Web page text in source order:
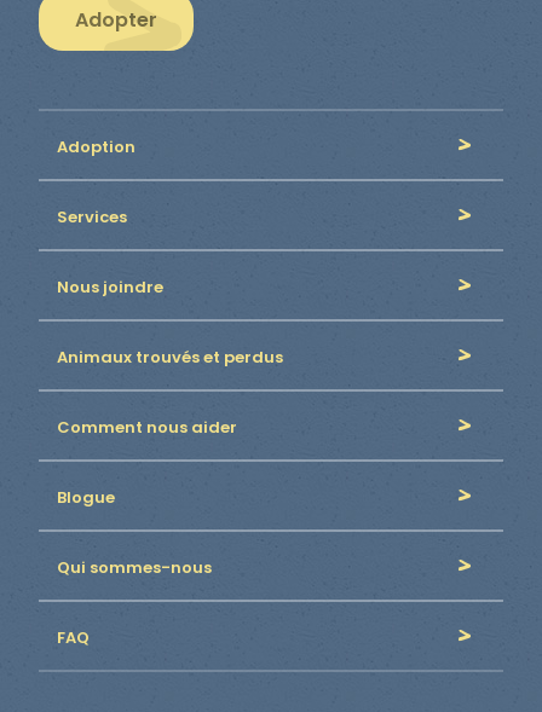
Adopter
Adoption
Services
Nous joindre
Animaux trouvés et perdus
Comment nous aider
Blogue
Qui sommes-nous
FAQ